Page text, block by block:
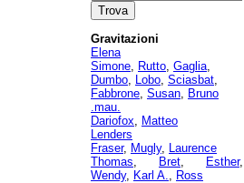
Gravitazioni
Elena
Simone, Rutto, Gaglia,
Dumbo, Lobo, Sciasbat,
Fabbrone, Susan, Bruno
.mau.
Dariofox, Matteo
Lenders
Fraser, Mugly, Laurence
Thomas, Bret, Esther,
Wendy, Karl A., Ross